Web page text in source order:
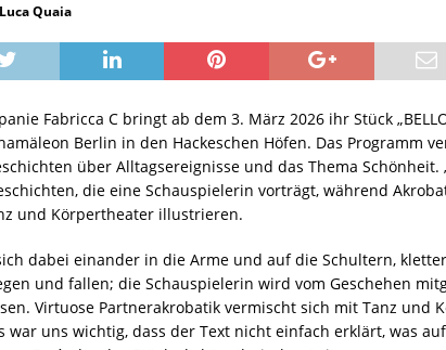
Quaia
Fabricca C bringt ab dem 3. März 2026 ihr Stück
Berlin in den Hackeschen Höfen. Das Programm
über Alltagsereignisse und das Thema Schönheit.
die eine Schauspielerin vorträgt, während
und Körpertheater illustrieren.
dabei einander in die Arme und auf die Schultern,
und fallen; die Schauspielerin wird vom Geschehen
Virtuose Partnerakrobatik vermischt sich mit Tanz und
war uns wichtig, dass der Text nicht einfach erklärt, was